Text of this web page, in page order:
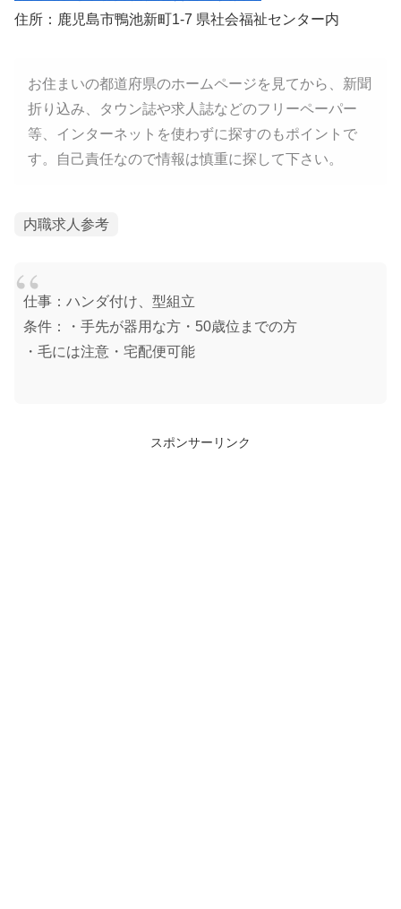
住所：鹿児島市鴨池新町1-7 県社会福祉センター内
お住まいの都道府県のホームページを見てから、新聞
折り込み、タウン誌や求人誌などのフリーペーパー
等、インターネットを使わずに探すのもポイントで
す。自己責任なので情報は慎重に探して下さい。
内職求人参考
仕事：ハンダ付け、型組立
条件：・手先が器用な方・50歳位までの方
・毛には注意・宅配便可能
スポンサーリンク